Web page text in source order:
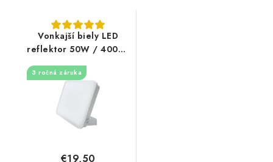
Vonkajší biely LED
reflektor 50W / 4000K
- LF7124
3 ročná záruka
€19,50